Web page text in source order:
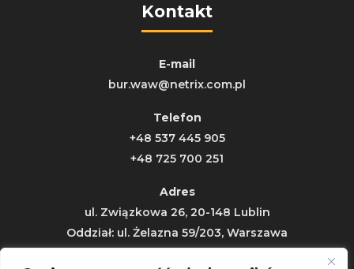
Kontakt
E-mail
bur.waw@netrix.com.pl
Telefon
+48 537 445 905
+48 725 700 251
Adres
ul. Związkowa 26, 20-148 Lublin
Oddział: ul. Żelazna 59/203, Warszawa